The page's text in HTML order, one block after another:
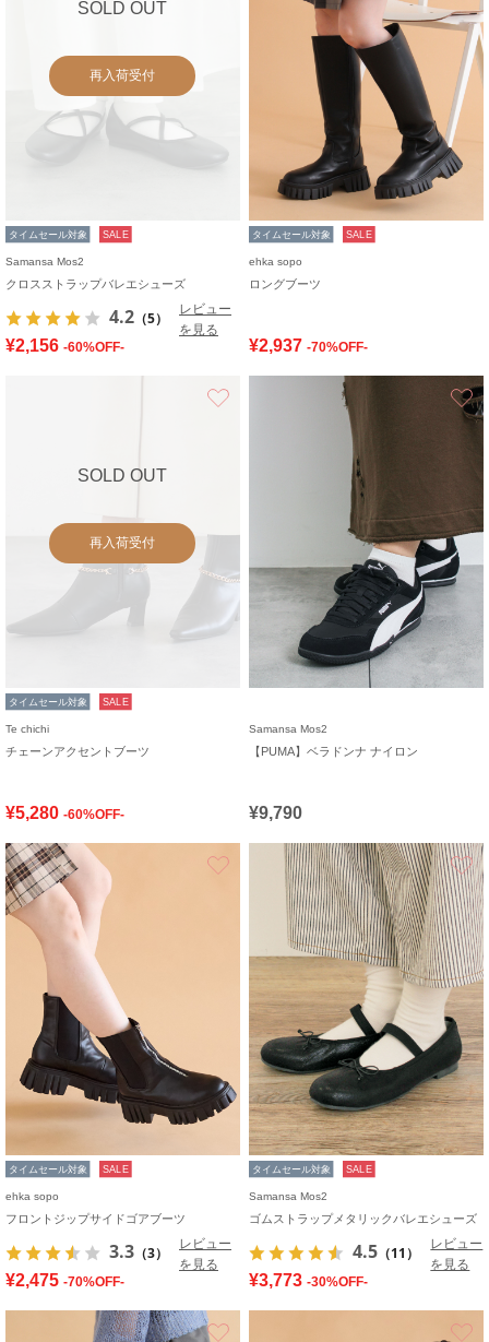
SOLD OUT
再入荷受付
タイムセール対象 SALE
Samansa Mos2
クロスストラップバレエシューズ
4.2 （5）
レビュー
を見る
¥2,156 -60%OFF-
タイムセール対象 SALE
ehka sopo
ロングブーツ
¥2,937 -70%OFF-
SOLD OUT
再入荷受付
タイムセール対象 SALE
Te chichi
チェーンアクセントブーツ
¥5,280 -60%OFF-
Samansa Mos2
【PUMA】ベラドンナ ナイロン
¥9,790
お気に入り
タイムセール対象 SALE
ehka sopo
フロントジップサイドゴアブーツ
3.3 （3）
レビュー
を見る
¥2,475 -70%OFF-
タイムセール対象 SALE
Samansa Mos2
ゴムストラップメタリックバレエシューズ
4.5 （11）
レビュー
を見る
¥3,773 -30%OFF-